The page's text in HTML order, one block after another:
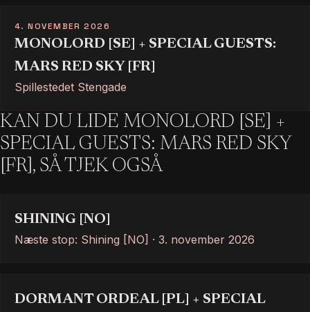
4. NOVEMBER 2026
MONOLORD [SE] + SPECIAL GUESTS:
MARS RED SKY [FR]
Spillestedet Stengade
KAN DU LIDE MONOLORD [SE] +
SPECIAL GUESTS: MARS RED SKY
[FR], SÅ TJEK OGSÅ
SHINING [NO]
Næste stop: Shining [NO] · 3. november 2026
DORMANT ORDEAL [PL] + SPECIAL